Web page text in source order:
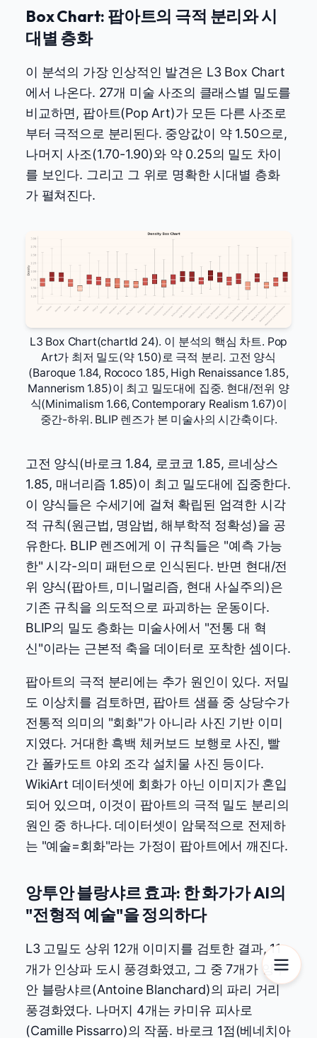
Box Chart: 팝아트의 극적 분리와 시
대별 층화
이 분석의 가장 인상적인 발견은 L3 Box Chart
에서 나온다. 27개 미술 사조의 클래스별 밀도를
비교하면, 팝아트(Pop Art)가 모든 다른 사조로
부터 극적으로 분리된다. 중앙값이 약 1.50으로,
나머지 사조(1.70-1.90)와 약 0.25의 밀도 차이
를 보인다. 그리고 그 위로 명확한 시대별 층화
가 펼쳐진다.
L3 Box Chart(chartId 24). 이 분석의 핵심 차트. Pop
Art가 최저 밀도(약 1.50)로 극적 분리. 고전 양식
(Baroque 1.84, Rococo 1.85, High Renaissance 1.85,
Mannerism 1.85)이 최고 밀도대에 집중. 현대/전위 양
식(Minimalism 1.66, Contemporary Realism 1.67)이
중간-하위. BLIP 렌즈가 본 미술사의 시간축이다.
고전 양식(바로크 1.84, 로코코 1.85, 르네상스
1.85, 매너리즘 1.85)이 최고 밀도대에 집중한다.
이 양식들은 수세기에 걸쳐 확립된 엄격한 시각
적 규칙(원근법, 명암법, 해부학적 정확성)을 공
유한다. BLIP 렌즈에게 이 규칙들은 "예측 가능
한" 시각-의미 패턴으로 인식된다. 반면 현대/전
위 양식(팝아트, 미니멀리즘, 현대 사실주의)은
기존 규칙을 의도적으로 파괴하는 운동이다.
BLIP의 밀도 층화는 미술사에서 "전통 대 혁
신"이라는 근본적 축을 데이터로 포착한 셈이다.
팝아트의 극적 분리에는 추가 원인이 있다. 저밀
도 이상치를 검토하면, 팝아트 샘플 중 상당수가
전통적 의미의 "회화"가 아니라 사진 기반 이미
지였다. 거대한 흑백 체커보드 보행로 사진, 빨
간 폴카도트 야외 조각 설치물 사진 등이다.
WikiArt 데이터셋에 회화가 아닌 이미지가 혼입
되어 있으며, 이것이 팝아트의 극적 밀도 분리의
원인 중 하나다. 데이터셋이 암묵적으로 전제하
는 "예술=회화"라는 가정이 팝아트에서 깨진다.
앙투안 블랑샤르 효과: 한 화가가 AI의
"전형적 예술"을 정의하다
L3 고밀도 상위 12개 이미지를 검토한 결과, 11
개가 인상파 도시 풍경화였고, 그 중 7개가 앙투
안 블랑샤르(Antoine Blanchard)의 파리 거리
풍경화였다. 나머지 4개는 카미유 피사로
(Camille Pissarro)의 작품. 바로크 1점(베네치아